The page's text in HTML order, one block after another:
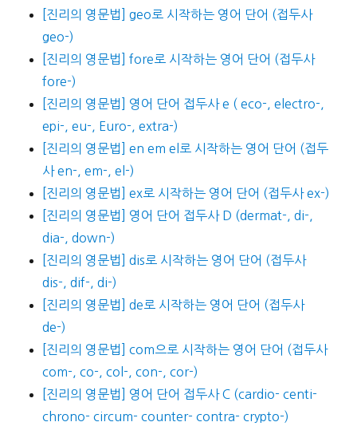
[진리의 영문법] geo로 시작하는 영어 단어 (접두사
geo-)
[진리의 영문법] fore로 시작하는 영어 단어 (접두사
fore-)
[진리의 영문법] 영어 단어 접두사 e ( eco-, electro-,
epi-, eu-, Euro-, extra-)
[진리의 영문법] en em el로 시작하는 영어 단어 (접두
사 en-, em-, el-)
[진리의 영문법] ex로 시작하는 영어 단어 (접두사 ex-)
[진리의 영문법] 영어 단어 접두사 D (dermat-, di-,
dia-, down-)
[진리의 영문법] dis로 시작하는 영어 단어 (접두사
dis-, dif-, di-)
[진리의 영문법] de로 시작하는 영어 단어 (접두사
de-)
[진리의 영문법] com으로 시작하는 영어 단어 (접두사
com-, co-, col-, con-, cor-)
[진리의 영문법] 영어 단어 접두사 C (cardio- centi-
chrono- circum- counter- contra- crypto-)